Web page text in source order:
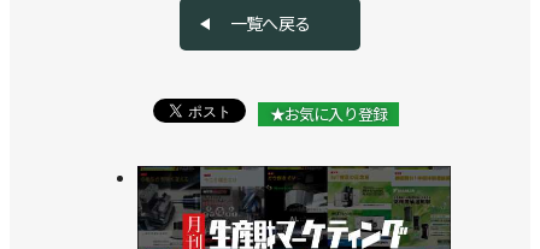
>>「ロボットテクノロジージャパン2026」の出展受
>> [特集 ロボットテクノロジージャパンvol.8]RTJに
>> [特集 ロボットテクノロジージャパンvol.7]これを
一覧へ戻る
★お気に入り登録